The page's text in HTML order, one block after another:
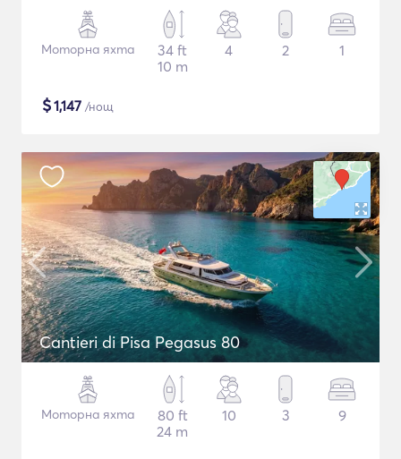
Моторна яхта
34 ft
10 m
4 2 1
$1,147 /нощ
Cantieri di Pisa Pegasus 80
Моторна яхта
80 ft
24 m
10 3 9